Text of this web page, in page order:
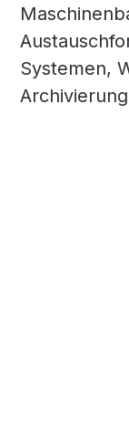
Systemen,